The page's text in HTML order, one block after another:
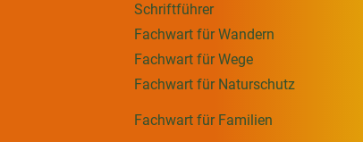
Schriftführer
Fachwart für Wandern
Fachwart für Wege
Fachwart für Naturschutz
Fachwart für Familien